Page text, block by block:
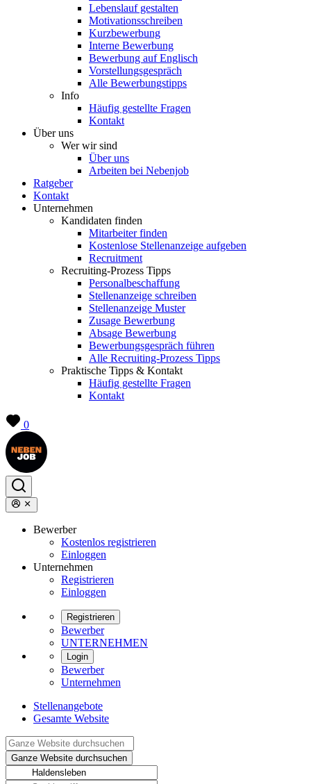
Lebenslauf gestalten
Motivationsschreiben
Kurzbewerbung
Interne Bewerbung
Bewerbung auf Englisch
Vorstellungsgespräch
Alle Bewerbungstipps
Info
Häufig gestellte Fragen
Kontakt
Über uns
Wer wir sind
Über uns
Arbeiten bei Nebenjob
Ratgeber
Kontakt
Unternehmen
Kandidaten finden
Mitarbeiter finden
Kostenlose Stellenanzeige aufgeben
Recruitment
Recruiting-Prozess Tipps
Personalbeschaffung
Stellenanzeige schreiben
Stellenanzeige Muster
Zusage Bewerbung
Absage Bewerbung
Bewerbungsgespräch führen
Alle Recruiting-Prozess Tipps
Praktische Tipps & Kontakt
Häufig gestellte Fragen
Kontakt
0
Bewerber
Kostenlos registrieren
Einloggen
Unternehmen
Registrieren
Einloggen
Registrieren
Bewerber
UNTERNEHMEN
Login
Bewerber
Unternehmen
Stellenangebote
Gesamte Website